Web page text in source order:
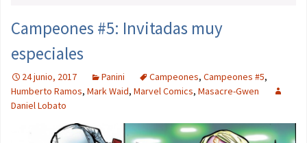
Campeones #5: Invitadas muy
especiales
24 junio, 2017 Panini Campeones, Campeones #5,
Humberto Ramos, Mark Waid, Marvel Comics, Masacre-Gwen
Daniel Lobato